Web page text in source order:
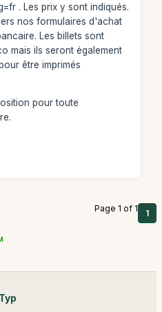
. Les prix y sont indiqués.
nos formulaires d'achat
Les billets sont
mais ils seront également
être imprimés
pour toute
Page 1 of 1 1
Тур